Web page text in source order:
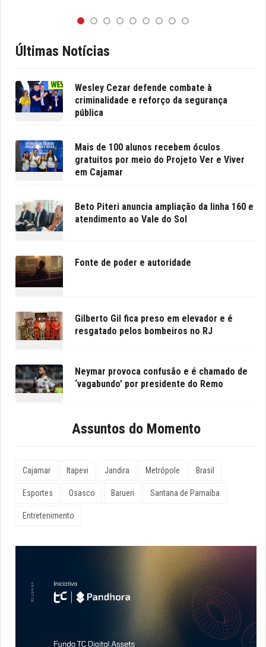
Últimas Notícias
Wesley Cezar defende combate à
criminalidade e reforço da segurança
pública
Mais de 100 alunos recebem óculos
gratuitos por meio do Projeto Ver e Viver
em Cajamar
Beto Piteri anuncia ampliação da linha 160 e
atendimento ao Vale do Sol
Fonte de poder e autoridade
Gilberto Gil fica preso em elevador e é
resgatado pelos bombeiros no RJ
Neymar provoca confusão e é chamado de
‘vagabundo’ por presidente do Remo
Assuntos do Momento
Cajamar Itapevi Jandira Metrópole Brasil
Esportes Osasco Barueri Santana de Parnaíba
Entretenimento